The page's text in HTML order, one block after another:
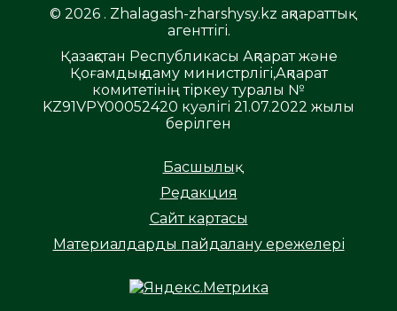
© 2026 . Zhalagash-zharshysy.kz ақпараттық
агенттігі.
Қазақстан Республикасы Ақпарат және
Қоғамдық даму министрлігі,Ақпарат
комитетінің тіркеу туралы №
KZ91VPY00052420 куәлігі 21.07.2022 жылы
берілген
Басшылық
Редакция
Сайт картасы
Материалдарды пайдалану ережелері